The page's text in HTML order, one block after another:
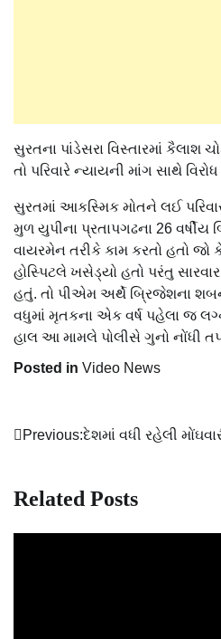
સુરતના પાંડેસરા વિસ્તારમાં કૈલાશ
તો પરિવારે ન્યાયની માંગ સાથે વિરોધ
સુરતમાં આકસ્મિક મોતને લઈ
મુળ યુપીના પ્રતાપગઢના 26 વર્ષીય
વાયરમેન તરીકે કામ કરતો હતો જો
હોસ્પિટલે ખસેડ્યો હતો પરંતુ
હતું. તો પીએમ અર્થે બ્રિજેશના શબને
વધુમાં મૃતકના એક વર્ષ પહેલા જ
હાલ આ મામલે પોલીસે ગુનો નોંધી
Posted in Video News
Post
Previous:દેશમાં વધી રહેલી
Related Posts